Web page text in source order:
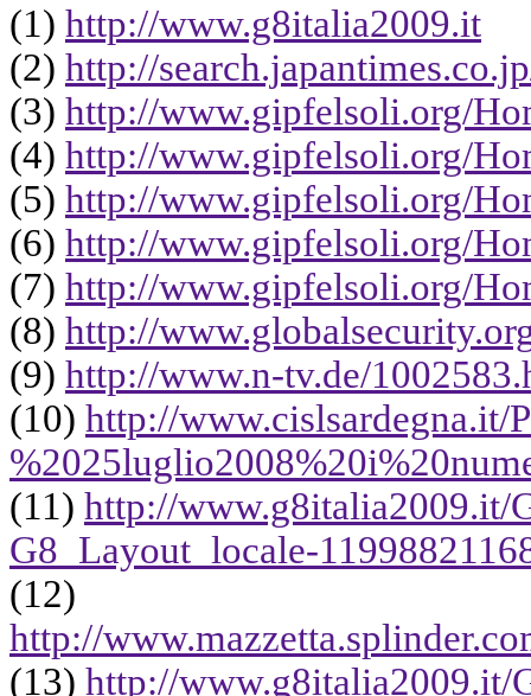
(1) http://www.g8italia2009.it
(2) http://
(3) http://www.gipfelsoli.org/
(4) http://www.gipfelsoli.org/
(5) http://www.gipfelsoli.org/
(6) http://www.gipfelsoli.org/
(7) http://www.gipfelsoli.org/
(8) http://
(9) http://www.n-tv.de/
(10) http://www.cislsardegna.it/
(11) http://www.g8italia2009.it/
G8_Layout_locale-
(12)
http://
(13) http://www.g8italia2009.it/